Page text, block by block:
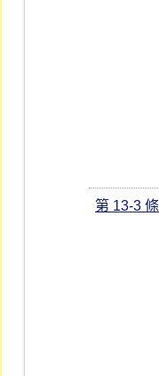
第 13-3 條